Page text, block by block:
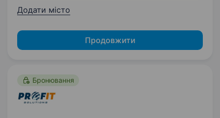
Додати місто
Продовжити
Бронювання